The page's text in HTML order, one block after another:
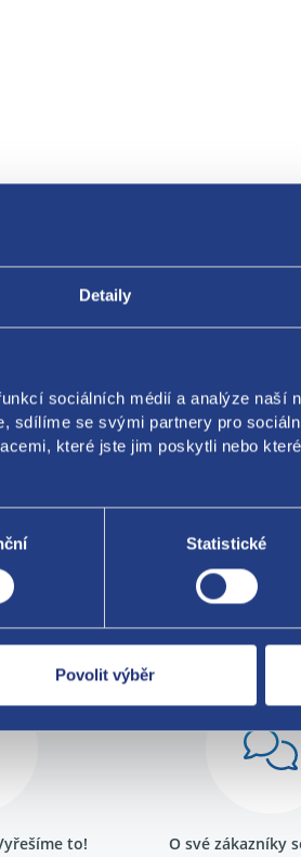
Detaily
sociálních médií a analýze naší
sdílíme se svými partnery pro
které jste jim poskytli nebo
Statistické
Povolit výběr
Za kvalitu
to!
O své zákazníky